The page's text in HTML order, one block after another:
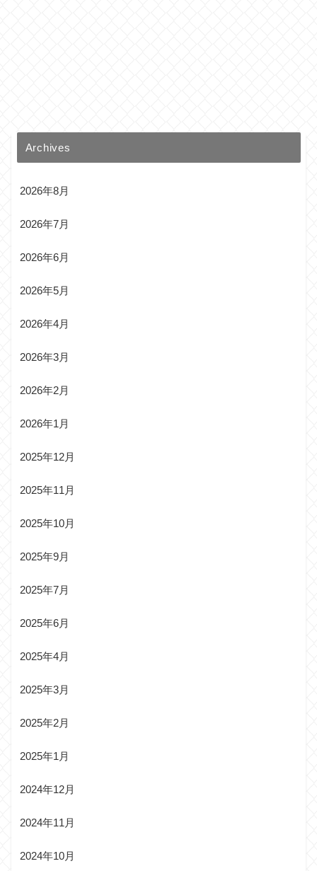
Archives
2026年8月
2026年7月
2026年6月
2026年5月
2026年4月
2026年3月
2026年2月
2026年1月
2025年12月
2025年11月
2025年10月
2025年9月
2025年7月
2025年6月
2025年4月
2025年3月
2025年2月
2025年1月
2024年12月
2024年11月
2024年10月